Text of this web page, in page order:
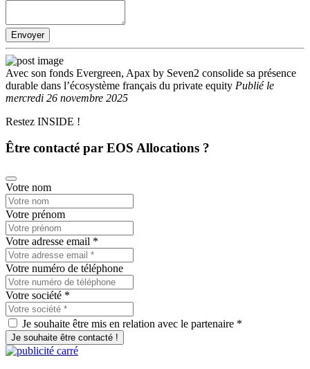
Envoyer
Avec son fonds Evergreen, Apax by Seven2 consolide sa présence
durable dans l’écosystème français du private equity Publiéle
mercredi 26 novembre 2025
Restez INSIDE !
Être contacté par EOS Allocations ?
Votre nom
Votre prénom
Votre adresse email *
Votre numéro de téléphone
Votre société *
Je souhaite être mis en relation avec le partenaire *
Je souhaite être contacté !